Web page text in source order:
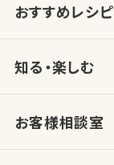
おすすめレシピ
知る・楽しむ
お客様相談室